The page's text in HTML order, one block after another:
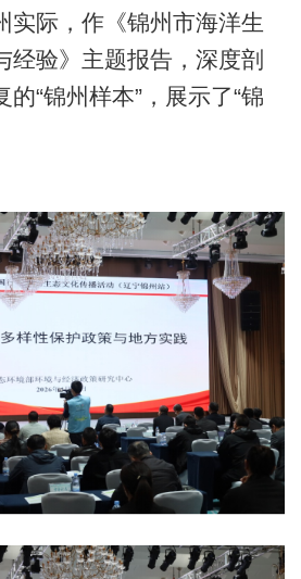
实际，作《锦州市海洋生
经验》主题报告，深度剖
“锦州样本”，展示了“锦